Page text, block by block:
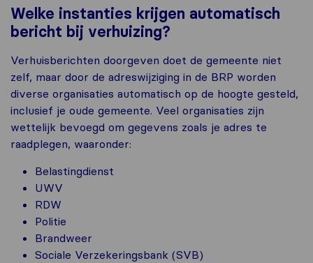
Welke instanties krijgen automatisch
bericht bij verhuizing?
Verhuisberichten doorgeven doet de gemeente niet
zelf, maar door de adreswijziging in de BRP worden
diverse organisaties automatisch op de hoogte gesteld,
inclusief je oude gemeente. Veel organisaties zijn
wettelijk bevoegd om gegevens zoals je adres te
raadplegen, waaronder:
Belastingdienst
UWV
RDW
Politie
Brandweer
Sociale Verzekeringsbank (SVB)